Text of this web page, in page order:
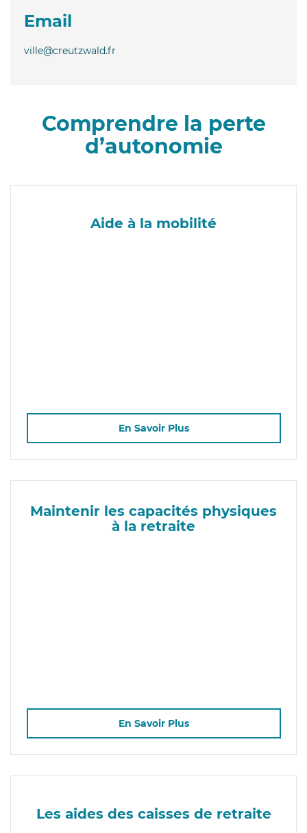
Email
ville@creutzwald.fr
Comprendre la perte
d’autonomie
Aide à la mobilité
En Savoir Plus
Maintenir les capacités physiques
à la retraite
En Savoir Plus
Les aides des caisses de retraite